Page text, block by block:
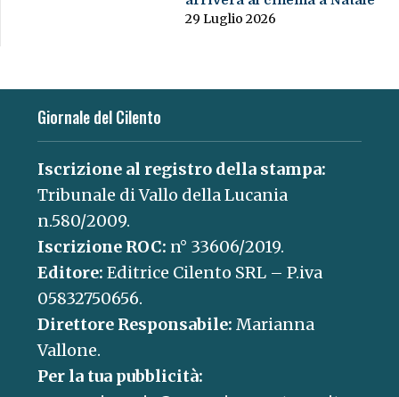
29 Luglio 2026
Giornale del Cilento
Iscrizione al registro della stampa:
Tribunale di Vallo della Lucania
n.580/2009.
Iscrizione ROC: n° 33606/2019.
Editore: Editrice Cilento SRL – P.iva
05832750656.
Direttore Responsabile: Marianna
Vallone.
Per la tua pubblicità: